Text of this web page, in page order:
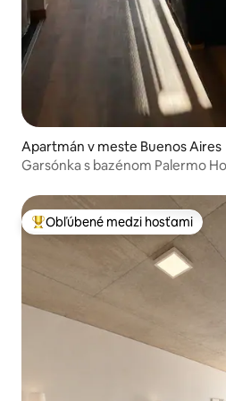
Apartmán v meste Buenos Aires
Garsónka s bazénom Palermo
Najobľúbenejšie medzi hosťami
Obľúbené medzi hosťami